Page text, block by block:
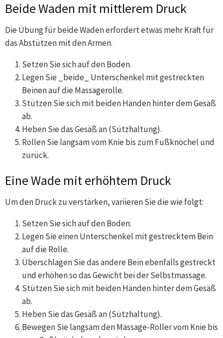
Beide Waden mit mittlerem Druck
Die Übung für beide Waden erfordert etwas mehr Kraft für
das Abstützen mit den Armen.
Setzen Sie sich auf den Boden.
Legen Sie _beide_ Unterschenkel mit gestreckten
Beinen auf die Massagerolle.
Stützen Sie sich mit beiden Händen hinter dem Gesäß
ab.
Heben Sie das Gesäß an (Sützhaltung).
Rollen Sie langsam vom Knie bis zum Fußknöchel und
zurück.
Eine Wade mit erhöhtem Druck
Um den Druck zu verstärken, variieren Sie die wie folgt:
Setzen Sie sich auf den Boden.
Legen Sie einen Unterschenkel mit gestrecktem Bein
auf die Rolle.
Überschlagen Sie das andere Bein ebenfalls gestreckt
und erhöhen so das Gewicht bei der Selbstmassage.
Stützen Sie sich mit beiden Händen hinter dem Gesäß
ab.
Heben Sie das Gesäß an (Sützhaltung).
Bewegen Sie langsam den Massage-Roller vom Knie bis